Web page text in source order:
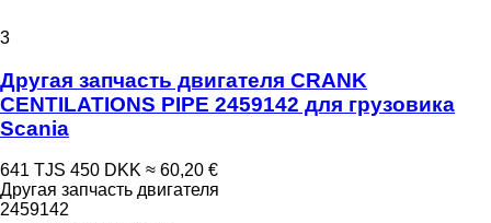
3
Другая запчасть двигателя CRANK
CENTILATIONS PIPE 2459142 для грузовика
Scania
641 TJS 450 DKK ≈ 60,20 €
Другая запчасть двигателя
2459142